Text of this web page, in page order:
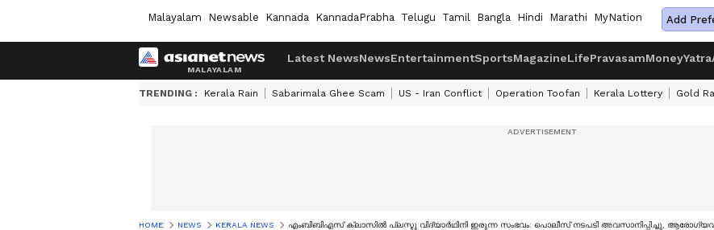
Malayalam Newsable Kannada KannadaPrabha Telugu Tamil Bangla Hindi Marathi MyNation Add
Latest NewsNewsEntertainmentSportsMagazineLifePravasamMoneyYatra
TRENDING : Kerala Rain Sabarimala Ghee Scam US - Iran Conflict Operation Toofan Kerala Lottery Gold
HOME NEWS KERALA NEWS എംബിബിഎസ് ക്ലാസിൽ പ്ലസ്ടു വിദ്യാർഥിനി ഇരുന്ന സംഭവം: പൊലീസ് നടപടി അവസാനിപ്പിച്ചു,